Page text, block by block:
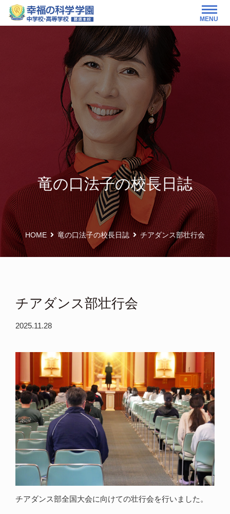
MENU
竜の口法子の校長日誌
HOME 竜の口法子の校長日誌 チアダンス部壮行会
チアダンス部壮行会
2025.11.28
チアダンス部全国大会に向けての壮行会を行いました。